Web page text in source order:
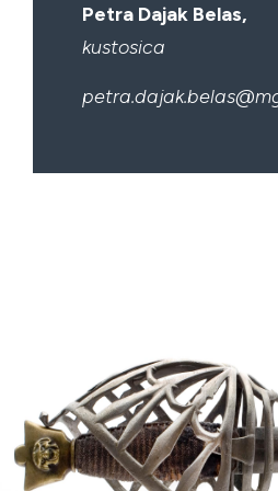
Petra Dajak Belas,
kustosica